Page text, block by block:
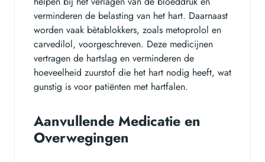
verminderen de belasting van het hart. Daarnaast
worden vaak bètablokkers, zoals metoprolol en
carvedilol, voorgeschreven. Deze medicijnen
vertragen de hartslag en verminderen de
hoeveelheid zuurstof die het hart nodig heeft, wat
gunstig is voor patiënten met hartfalen.
Aanvullende Medicatie en
Overwegingen